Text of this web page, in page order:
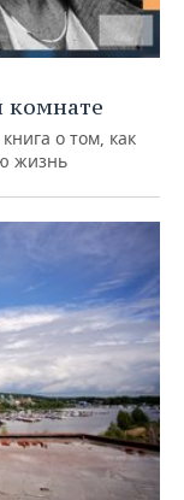
комнате
о том, как
жизнь